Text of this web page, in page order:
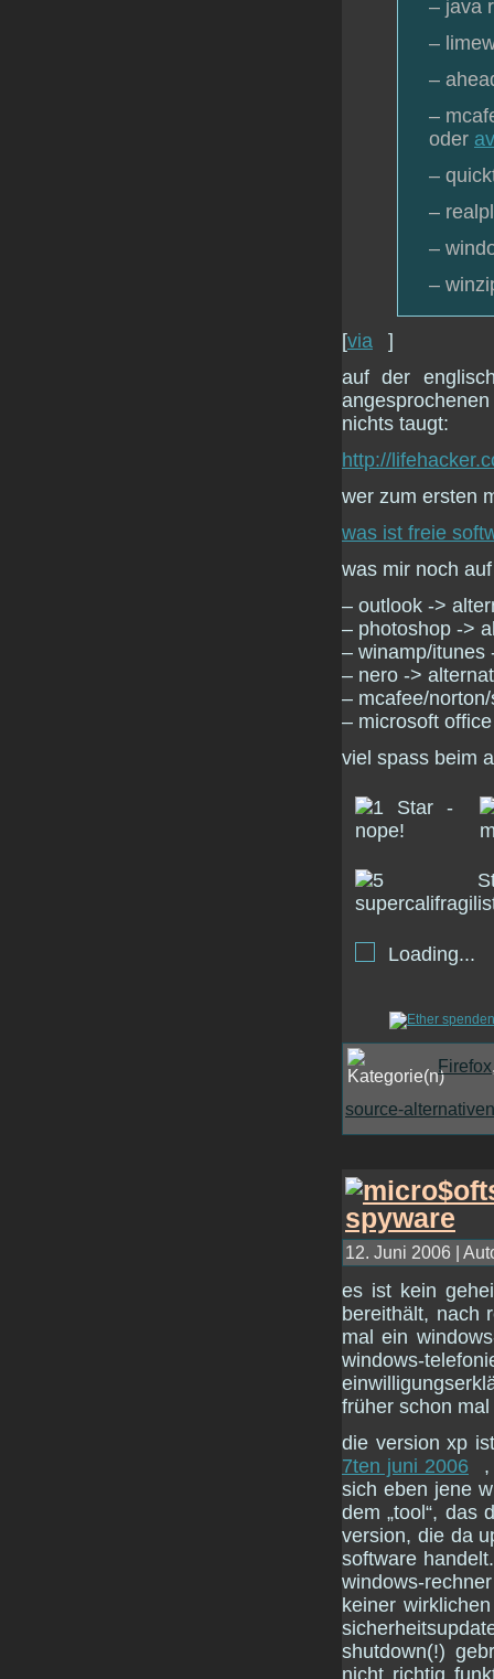
– java
–
–
–
oder
–
–
–
–
[via
]
auf der
nichts taugt:
http://
wer zum ersten
was ist freie
was mir noch
– outlook ->
– photoshop ->
– winamp/
– nero ->
– mcafee/
– microsoft
viel spass beim
Loading...
Firefox
source-alternativen
12. Juni 2006 |
es ist kein
bereithält, nach
mal ein
windows-
früher schon
die version xp
7ten juni 2006
sich eben jene
dem „tool“, das
version, die da
software
windows-
keiner
shutdown(!)